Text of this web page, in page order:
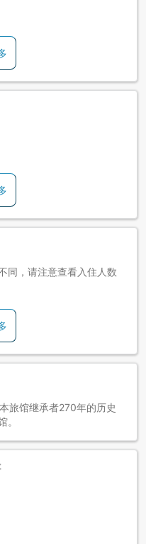
同，请注意查看入住人数
旅馆继承者270年的历史
。